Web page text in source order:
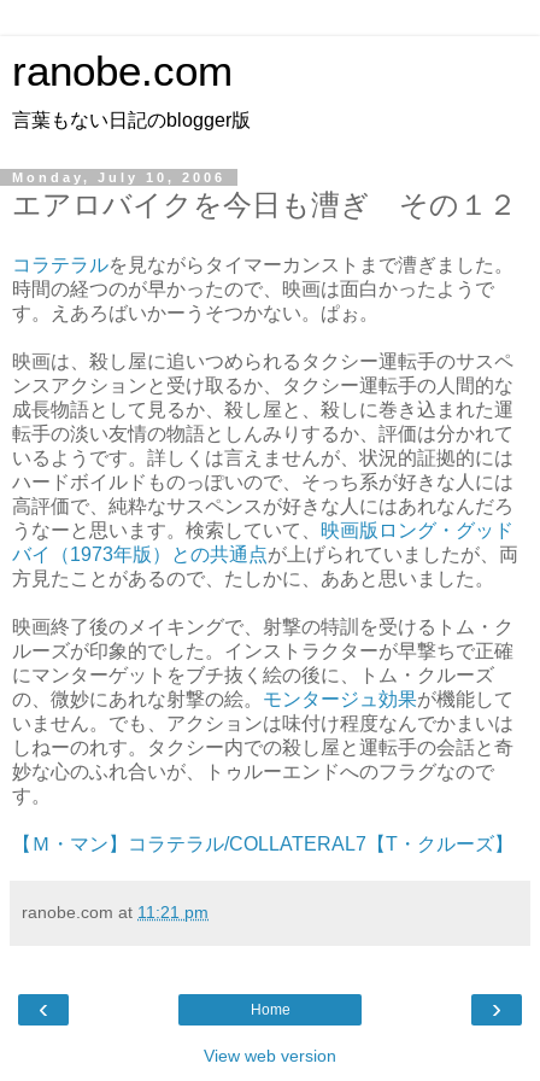
ranobe.com
言葉もない日記のblogger版
Monday, July 10, 2006
エアロバイクを今日も漕ぎ その１２
コラテラルを見ながらタイマーカンストまで漕ぎました。
時間の経つのが早かったので、映画は面白かったようで
す。えあろばいかーうそつかない。ぱぉ。
映画は、殺し屋に追いつめられるタクシー運転手のサスペ
ンスアクションと受け取るか、タクシー運転手の人間的な
成長物語として見るか、殺し屋と、殺しに巻き込まれた運
転手の淡い友情の物語としんみりするか、評価は分かれて
いるようです。詳しくは言えませんが、状況的証拠的には
ハードボイルドものっぽいので、そっち系が好きな人には
高評価で、純粋なサスペンスが好きな人にはあれなんだろ
うなーと思います。検索していて、 映画版ロング・グッド
バイ（1973年版）との共通点が上げられていましたが、両
方見たことがあるので、たしかに、ああと思いました。
映画終了後のメイキングで、射撃の特訓を受けるトム・ク
ルーズが印象的でした。インストラクターが早撃ちで正確
にマンターゲットをブチ抜く絵の後に、トム・クルーズ
の、微妙にあれな射撃の絵。 モンタージュ効果が機能して
いません。でも、アクションは味付け程度なんでかまいは
しねーのれす。タクシー内での殺し屋と運転手の会話と奇
妙な心のふれ合いが、トゥルーエンドへのフラグなので
す。
【Ｍ・マン】コラテラル/COLLATERAL7【T・クルーズ】
ranobe.com at 11:21 pm
‹ ›
Home
View web version